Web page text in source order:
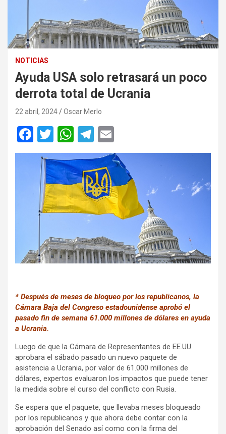
NOTICIAS
Ayuda USA solo retrasará un poco
derrota total de Ucrania
22 abril, 2024 Oscar Merlo
F
a
ce
b
o
o
T
wi
tt
er
W
h
at
s
A
p
T
el
e
gr
a
m
m
ail
* Después de meses de bloqueo por los republicanos, la
Cámara Baja del Congreso estadounidense aprobó el
pasado fin de semana 61.000 millones de dólares en ayuda
a Ucrania.
Luego de que la Cámara de Representantes de EE.UU.
aprobara el sábado pasado un nuevo paquete de
asistencia a Ucrania, por valor de 61.000 millones de
dólares, expertos evaluaron los impactos que puede tener
la medida sobre el curso del conflicto con Rusia.
Se espera que el paquete, que llevaba meses bloqueado
por los republicanos y que ahora debe contar con la
aprobación del Senado así como con la firma del